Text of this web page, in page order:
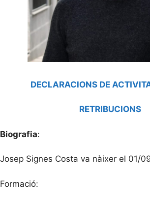
DECLARACIONS DE
RETRIBUCIONS
Biografia:
Josep Signes Costa va nàixer el 01/
Formació: